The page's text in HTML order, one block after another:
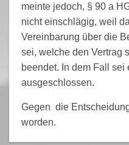
meinte jedoch, § 90 a
nicht einschlägig, weil
Vereinbarung über die
sei, welche den Vertrag
beendet. In dem Fall
ausgeschlossen.
Gegen die
worden.